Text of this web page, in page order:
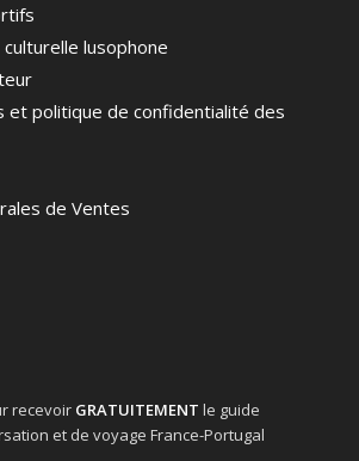
lusophone
et politique de confidentialité des
de Ventes
recevoir GRATUITEMENT le guide
et de voyage France-Portugal